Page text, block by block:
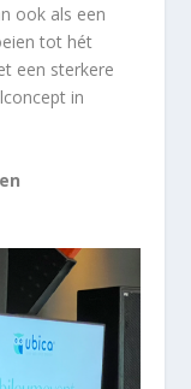
ook als een
tot hét
een sterkere
in